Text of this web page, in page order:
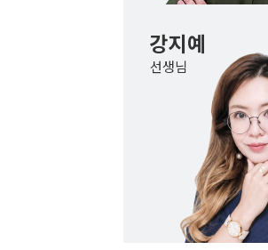
강지예
선생님